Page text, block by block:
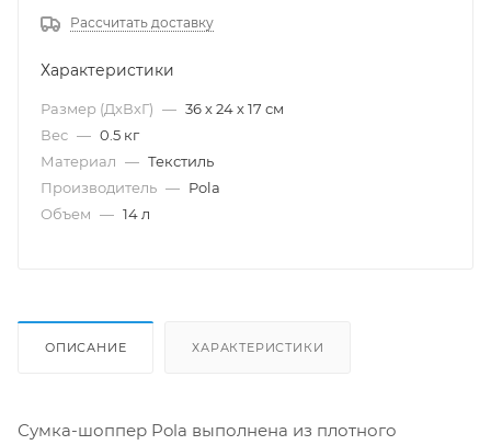
Рассчитать доставку
Характеристики
Размер (ДхВхГ) — 36 х 24 х 17 см
Вес — 0.5 кг
Материал — Текстиль
Производитель — Pola
Объем — 14 л
ОПИСАНИЕ ХАРАКТЕРИСТИКИ
Сумка-шоппер Pola выполнена из плотного